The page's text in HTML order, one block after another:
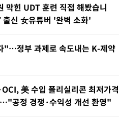
막힌 UDT 훈련 직접 해봤습니
신 女유튜버 '완벽 소화'
"…정부 과제로 속도내는 K-제약
美 수입 폴리실리콘 최저가격
공정 경쟁·수익성 개선 환영"